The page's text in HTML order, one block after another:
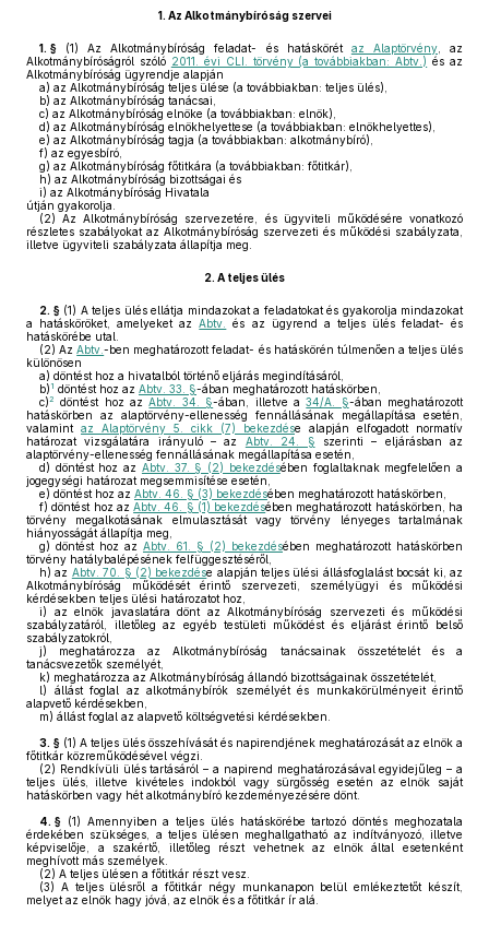
1. Az Alkotmánybíróság szervei
1. § (1) Az Alkotmánybíróság feladat- és hatáskörét az Alaptörvény, az
Alkotmánybíróságról szóló 2011. évi CLI. törvény (a továbbiakban: Abtv.) és az
Alkotmánybíróság ügyrendje alapján
a) az Alkotmánybíróság teljes ülése (a továbbiakban: teljes ülés),
b) az Alkotmánybíróság tanácsai,
c) az Alkotmánybíróság elnöke (a továbbiakban: elnök),
d) az Alkotmánybíróság elnökhelyettese (a továbbiakban: elnökhelyettes),
e) az Alkotmánybíróság tagja (a továbbiakban: alkotmánybíró),
f) az egyesbíró,
g) az Alkotmánybíróság főtitkára (a továbbiakban: főtitkár),
h) az Alkotmánybíróság bizottságai és
i) az Alkotmánybíróság Hivatala
útján gyakorolja.
(2) Az Alkotmánybíróság szervezetére, és ügyviteli működésére vonatkozó
részletes szabályokat az Alkotmánybíróság szervezeti és működési szabályzata,
illetve ügyviteli szabályzata állapítja meg.
2. A teljes ülés
2. § (1) A teljes ülés ellátja mindazokat a feladatokat és gyakorolja mindazokat
a hatásköröket, amelyeket azAbtv.
és az ügyrend a teljes ülés feladat- és
hatáskörébe utal.
(2) AzAbtv.-ben meghatározott feladat- és hatáskörén túlmenően a teljes ülés
különösen
a) döntést hoz a hivatalból történő eljárás megindításáról,
b) 1 döntést hoz az Abtv. 33. §-ában meghatározott hatáskörben,
c)2 döntést hoz azAbtv. 34. §-ában, illetve a34/A. §-ában meghatározott
hatáskörben az alaptörvény-ellenesség fennállásának megállapítása esetén,
valamint az Alaptörvény 5. cikk (7) bekezdése alapján elfogadott normatív
határozat vizsgálatára irányuló – az Abtv. 24. § szerinti – eljárásban az
alaptörvény-ellenesség fennállásának megállapítása esetén,
d) döntést hoz az Abtv. 37. § (2) bekezdésében foglaltaknak megfelelően a
jogegységi határozat megsemmisítése esetén,
e) döntést hoz az Abtv. 46. § (3) bekezdésében meghatározott hatáskörben,
f) döntést hoz azAbtv. 46. § (1) bekezdésében meghatározott hatáskörben, ha
törvény megalkotásának elmulasztását vagy törvény lényeges tartalmának
hiányosságát állapítja meg,
g) döntést hoz az Abtv. 61. § (2) bekezdésében meghatározott hatáskörben
törvény hatálybalépésének felfüggesztéséről,
h) az Abtv. 70. § (2) bekezdése alapján teljes ülési állásfoglalást bocsát ki, az
Alkotmánybíróság működését érintő szervezeti, személyügyi és működési
kérdésekben teljes ülési határozatot hoz,
i) az elnök javaslatára dönt az Alkotmánybíróság szervezeti és működési
szabályzatáról, illetőleg az egyéb testületi működést és eljárást érintő belső
szabályzatokról,
j) meghatározza az Alkotmánybíróság tanácsainak összetételét és a
tanácsvezetők személyét,
k) meghatározza az Alkotmánybíróság állandó bizottságainak összetételét,
l) állást foglal az alkotmánybírók személyét és munkakörülményeit érintő
alapvető kérdésekben,
m) állást foglal az alapvető költségvetési kérdésekben.
3. § (1) A teljes ülés összehívását és napirendjének meghatározását az elnök a
főtitkár közreműködésével végzi.
(2) Rendkívüli ülés tartásáról – a napirend meghatározásával egyidejűleg – a
teljes ülés, illetve kivételes indokból vagy sürgősség esetén az elnök saját
hatáskörben vagy hét alkotmánybíró kezdeményezésére dönt.
4. § (1) Amennyiben a teljes ülés hatáskörébe tartozó döntés meghozatala
érdekében szükséges, a teljes ülésen meghallgatható az indítványozó, illetve
képviselője, a szakértő, illetőleg részt vehetnek az elnök által esetenként
meghívott más személyek.
(2) A teljes ülésen a főtitkár részt vesz.
(3) A teljes ülésről a főtitkár négy munkanapon belül emlékeztetőt készít,
melyet az elnök hagy jóvá, az elnök és a főtitkár ír alá.